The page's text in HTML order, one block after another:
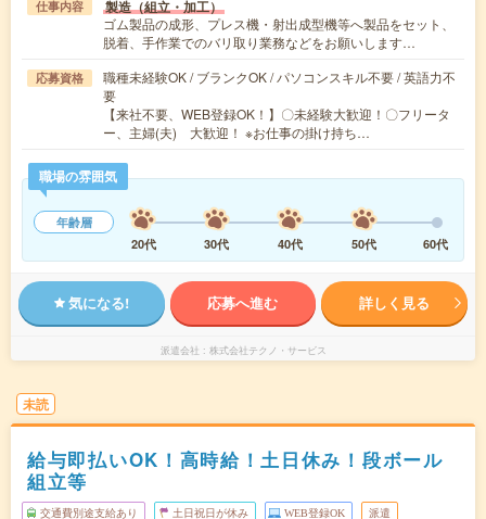
仕事内容 製造（組立・加工）
ゴム製品の成形、プレス機・射出成型機等へ製品をセット、
脱着、手作業でのバリ取り業務などをお願いします…
応募資格
職種未経験OK / ブランクOK / パソコンスキル不要 / 英語力不
要
【来社不要、WEB登録OK！】〇未経験大歓迎！〇フリータ
ー、主婦(夫) 大歓迎！ ※お仕事の掛け持ち…
職場の雰囲気
年齢層
20代
30代 40代 50代 60代
気になる! 応募へ進む 詳しく見る
派遣会社 株式会社テクノ・サービス
未読
給与即払いOK！高時給！土日休み！段ボール
組立等
交通費別途支給あり 土日祝日が休み WEB登録OK 派遣